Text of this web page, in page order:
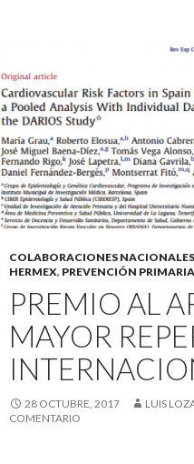
COLABORACIONES NACIONALES
HERMEX, PREVENCIÓN PRIMARIA
PREMIO AL
MAYOR
28 OCTUBRE, 2017 LUIS
COMENTARIO